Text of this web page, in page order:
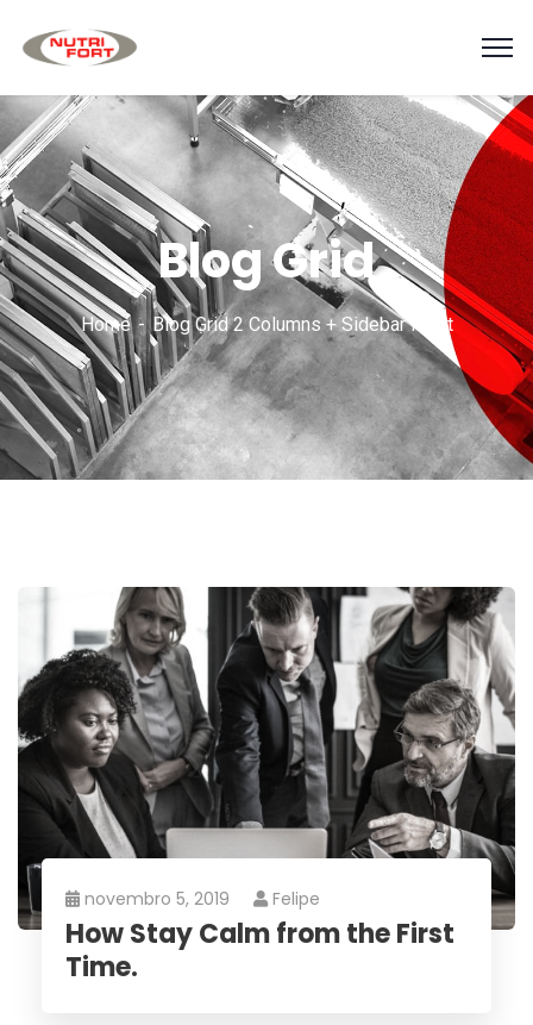
Blog Grid
Home Blog Grid 2 Columns + Sidebar Right
novembro 5, 2019 Felipe
How Stay Calm from the First
Time.